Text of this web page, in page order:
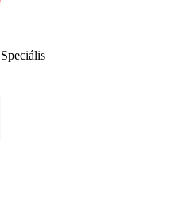
Speciális